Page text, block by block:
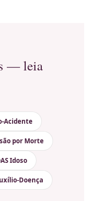
— leia
Acidente
por Morte
Idoso
Doença